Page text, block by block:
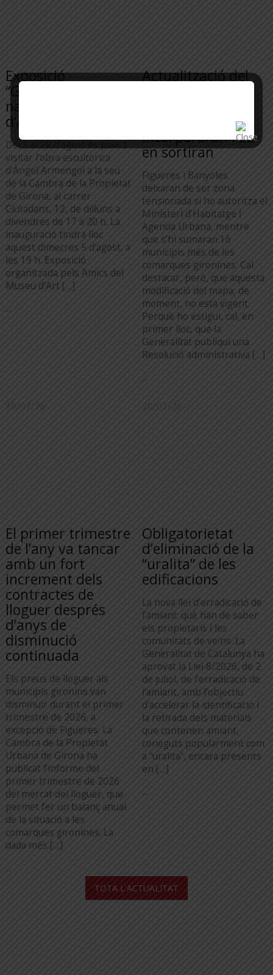
Exposició
“Geometria de la
naturalesa”
d’Àngel Armengol
Del 5 al 28 d’agost es podrà
visitar l’obra escultòrica
d’Àngel Armengol a la seu
de la Cambra de la Propietat
de Girona, al carrer
Ciutadans, 12, de dilluns a
divendres de 17 a 20 h. La
inauguració tindrà lloc
aquest dimecres 5 d’agost, a
les 19 h. Exposició
organitzada pels Amics del
Museu d’Art […]
...
Actualització del
incorporaran i 22
en sortiran
Figueres i Banyoles
deixaran de ser zona
tensionada si ho autoritza el
Ministeri d’Habitatge i
Agenda Urbana, mentre
que s’hi sumaran 16
municipis més de les
comarques gironines. Cal
destacar, però, que aquesta
modificació del mapa, de
moment, no està vigent.
Perquè ho estigui, cal, en
primer lloc, que la
Generalitat publiqui una
Resolució administrativa […]
...
30/07/26
El primer trimestre
de l’any va tancar
amb un fort
increment dels
contractes de
lloguer després
d’anys de
disminució
continuada
Els preus de lloguer als
municipis gironins van
disminuir durant el primer
trimestre de 2026, a
excepció de Figueres. La
Cambra de la Propietat
Urbana de Girona ha
publicat l’informe del
primer trimestre de 2026
del mercat del lloguer, que
permet fer un balanç anual
de la situació a les
comarques gironines. La
dada més […]
...
20/07/26
Obligatorietat
d’eliminació de la
“uralita” de les
edificacions
La nova llei d’erradicació de
l’amiant: què han de saber
els propietaris i les
comunitats de veïns. La
Generalitat de Catalunya ha
aprovat la Llei 8/2026, de 2
de juliol, de l’erradicació de
l’amiant, amb l’objectiu
d’accelerar la identificació i
la retirada dels materials
que contenen amiant,
coneguts popularment com
a “uralita”, encara presents
en […]
...
TOTA L'ACTUALITAT